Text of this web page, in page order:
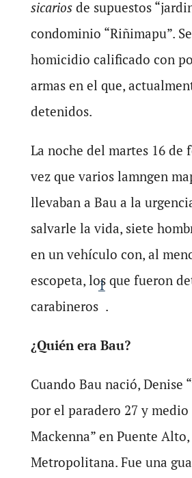
sicarios de supuestos
condominio “Riñimapu”.
homicidio calificado con
armas en el que,
detenidos.
La noche del martes 16 de
vez que varios lamngen
llevaban a Bau a la
salvarle la vida, siete
en un vehículo con, al
escopeta, los que fueron
carabineros
1
.
¿Quién era Bau?
Cuando Bau nació, Denise
por el paradero 27 y medio
Mackenna” en Puente
Metropolitana. Fue una